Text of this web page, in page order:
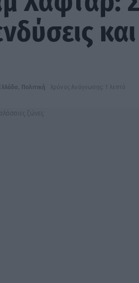
Πολιτική Χρόνος Ανάγνωσης: 1 λεπτό